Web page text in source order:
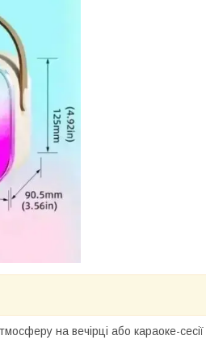
на вечірці або караоке-сесії